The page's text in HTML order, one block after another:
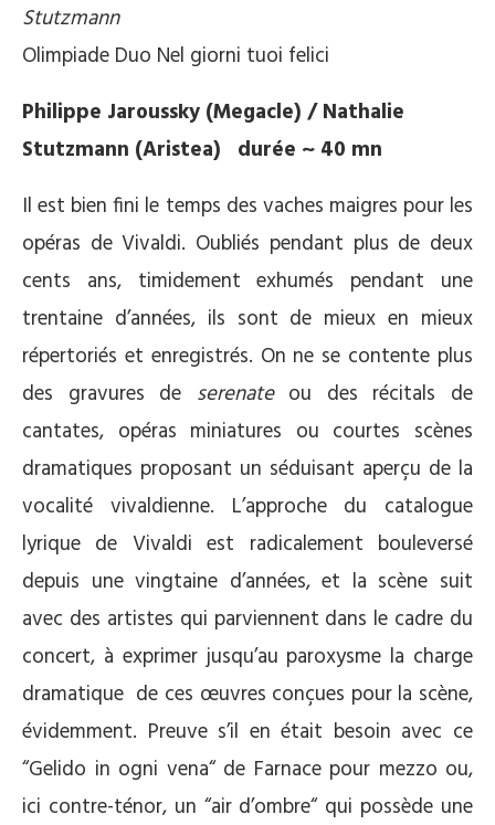
Stutzmann
Olimpiade Duo Nel giorni tuoi felici
Philippe Jaroussky (Megacle) / Nathalie
Stutzmann (Aristea) durée ~ 40 mn
Il est bien fini le temps des vaches maigres pour les
opéras de Vivaldi. Oubliés pendant plus de deux
cents ans, timidement exhumés pendant une
trentaine d’années, ils sont de mieux en mieux
répertoriés et enregistrés. On ne se contente plus
des gravures de serenateou des récitals de
cantates, opéras miniatures ou courtes scènes
dramatiques proposant un séduisant aperçu de la
vocalité vivaldienne. L’approche du catalogue
lyrique de Vivaldi est radicalement bouleversé
depuis une vingtaine d’années, et la scène suit
avec des artistes qui parviennent dans le cadre du
concert, à exprimer jusqu’au paroxysme la charge
dramatique de ces œuvres conçues pour la scène,
évidemment. Preuve s’il en était besoin avec ce
“Gelido in ogni vena“ de Farnace pour mezzo ou,
ici contre-ténor, un “air d’ombre“ qui possède une